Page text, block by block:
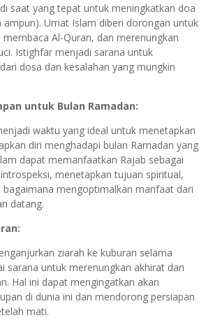
saat yang tepat untuk meningkatkan doa
ampun). Umat Islam diberi dorongan untuk
Al-Quran, dan merenungkan
Istighfar menjadi sarana untuk
dosa dan kesalahan yang mungkin
untuk Bulan Ramadan:
waktu yang ideal untuk menetapkan
diri menghadapi bulan Ramadan yang
dapat memanfaatkan Rajab sebagai
menetapkan tujuan spiritual,
bagaimana mengoptimalkan manfaat dari
datang.
ziarah ke kuburan selama
sarana untuk merenungkan akhirat dan
Hal ini dapat mengingatkan akan
di dunia ini dan mendorong persiapan
mati.